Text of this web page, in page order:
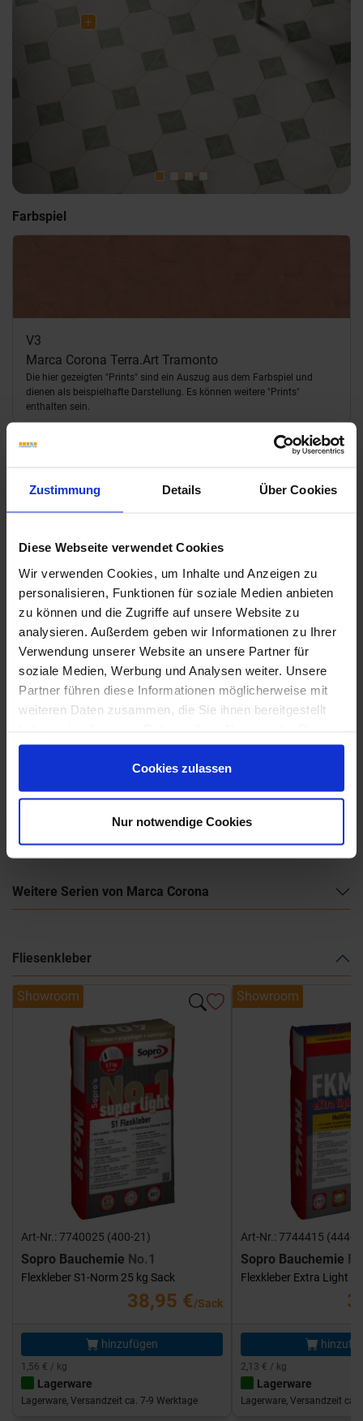
Zustimmung Details Über Cookies
Diese Webseite verwendet Cookies
Wir verwenden Cookies, um Inhalte und Anzeigen zu
personalisieren, Funktionen für soziale Medien anbieten
zu können und die Zugriffe auf unsere Website zu
analysieren. Außerdem geben wir Informationen zu Ihrer
Verwendung unserer Website an unsere Partner für
soziale Medien, Werbung und Analysen weiter. Unsere
Partner führen diese Informationen möglicherweise mit
weiteren Daten zusammen, die Sie ihnen bereitgestellt
gesammelt haben.
Cookies zulassen
Nur notwendige Cookies
Farbspiel
V3
Marca Corona Terra.Art Tramonto
Die hier gezeigten "Prints" sind ein Auszug aus dem Farbspiel und
dienen als beispielhafte Darstellung. Es können weitere "Prints"
enthalten sein.
Downloads
Marca-Corona-Terra-art.pdf
Weitere Serien von Marca Corona
Fliesenkleber
Showroom
Art-Nr.: 7740025 (400-21)
Sopro Bauchemie No.1
Flexkleber S1-Norm 25 kg Sack
38,95 €/Sack
hinzufügen
1,56 € / kg
Lagerware
Lagerware, Versandzeit ca. 7-9 Werktage
Showroom
Art-Nr.: 7744415 (444-
Sopro Bauchemie
Flexkleber Extra Light
2,13 € / kg
Lagerware
Lagerware, Versandzeit ca.